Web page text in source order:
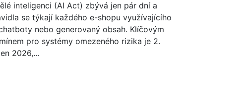
inteligenci (AI Act) zbývá jen pár dní a
se týkají každého e-shopu využívajícího
nebo generovaný obsah. Klíčovým
pro systémy omezeného rizika je 2.
2026,...